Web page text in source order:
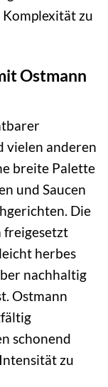
Komplexität zu
Ostmann
vielen anderen
breite Palette
und Saucen
Die
freigesetzt
herbes
nachhaltig
Ostmann
schonend
zu